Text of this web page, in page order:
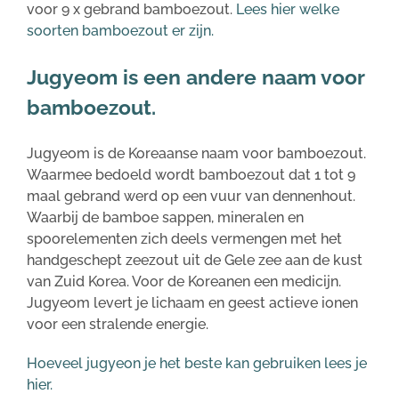
voor 9 x gebrand bamboezout. Lees hier welke
soorten bamboezout er zijn.
Jugyeom is een andere naam voor
bamboezout.
Jugyeom is de Koreaanse naam voor bamboezout.
Waarmee bedoeld wordt bamboezout dat 1 tot 9
maal gebrand werd op een vuur van dennenhout.
Waarbij de bamboe sappen, mineralen en
spoorelementen zich deels vermengen met het
handgeschept zeezout uit de Gele zee aan de kust
van Zuid Korea. Voor de Koreanen een medicijn.
Jugyeom levert je lichaam en geest actieve ionen
voor een stralende energie.
Hoeveel jugyeon je het beste kan gebruiken lees je
hier.